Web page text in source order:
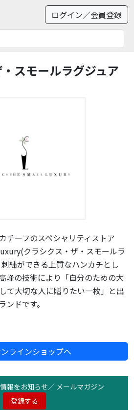
ログイン／会員登録
スモールラグジュア
チーフのスペシャリティストア
クラシクス・ザ・スモールラ
繍ができる上質なハンカチとし
峰の技術により「自分のための大
て大切な人に贈りたい一枚」と出
ドです。
ラインショップへ
報をお知らせ／ メールマガジン
登録する